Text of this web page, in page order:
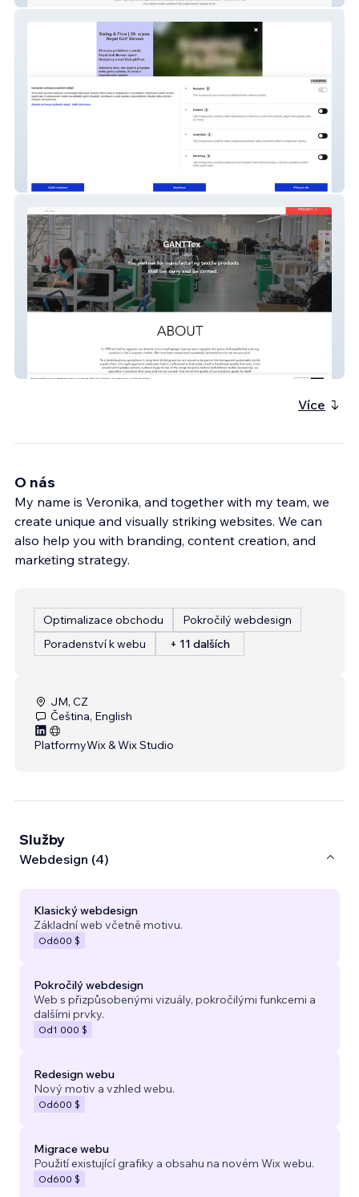
Metime studio
Více
O nás
My name is Veronika, and together with my team, we
create unique and visually striking websites. We can
also help you with branding, content creation, and
marketing strategy.
Optimalizace obchodu
Pokročilý webdesign
Poradenství k webu
+ 11 dalších
JM, CZ
Čeština, English
PlatformyWix & Wix Studio
Služby
Webdesign (4)
Klasický webdesign
Základní web včetně motivu.
Od600 $
Pokročilý webdesign
Web s přizpůsobenými vizuály, pokročilými funkcemi a
dalšími prvky.
Od1 000 $
Redesign webu
Nový motiv a vzhled webu.
Od600 $
Migrace webu
Použití existující grafiky a obsahu na novém Wix webu.
Od600 $